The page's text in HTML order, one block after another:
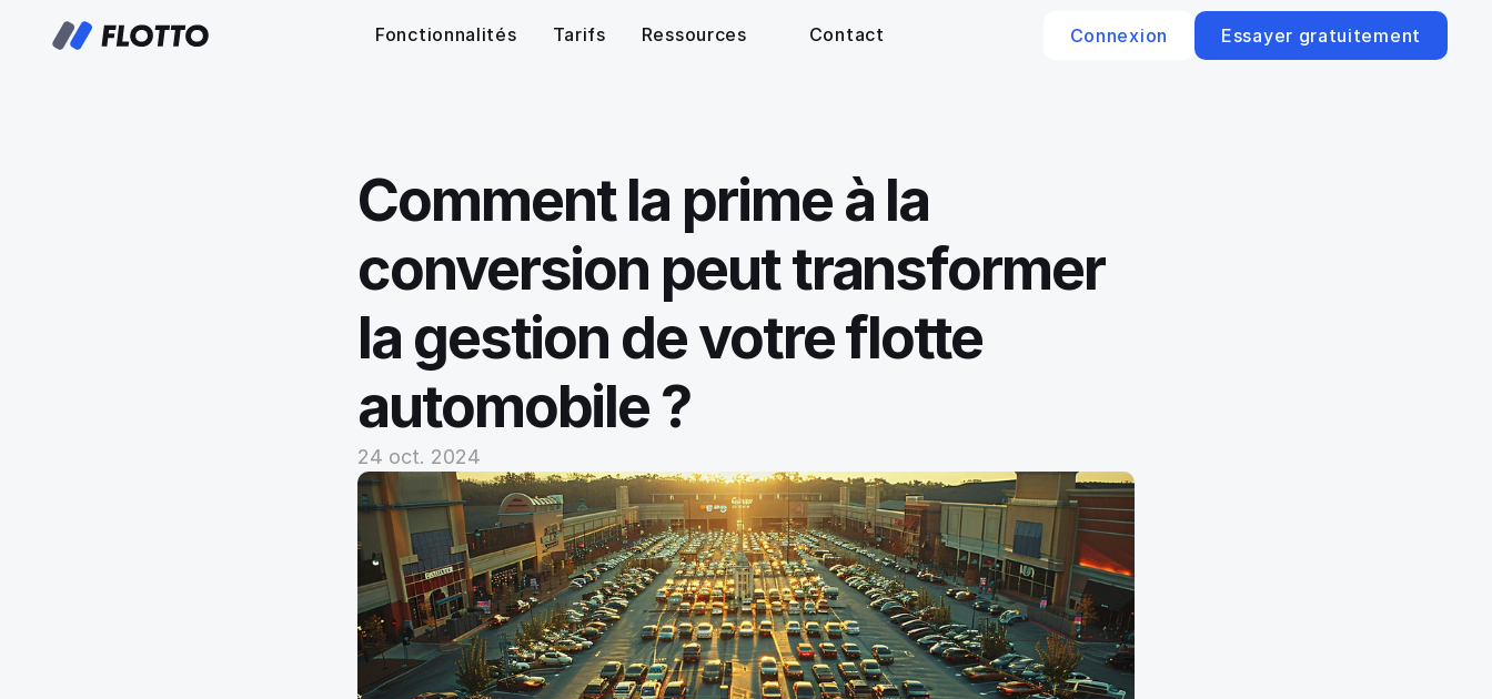
Fonctionnalités Tarifs Ressources Contact Connexion Essayer gratuitement
Comment la prime à la
conversion peut transformer
la gestion de votre flotte
automobile ?
24 oct. 2024